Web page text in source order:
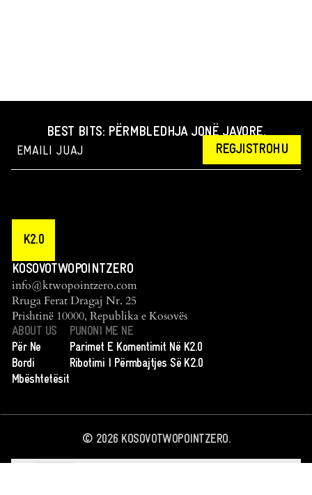
BEST BITS: PËRMBLEDHJA JONË JAVORE.
REGJISTROHU
K2.0
KOSOVOTWOPOINTZERO
info@ktwopointzero.com
Rruga Ferat Dragaj Nr. 25
Prishtinë 10000, Republika e Kosovës
ABOUT US
Për Ne
Bordi
Mbështetësit
PUNONI ME NE
Parimet E Komentimit Në K2.0
Ribotimi I Përmbajtjes Së K2.0
© 2026KOSOVOTWOPOINTZERO.